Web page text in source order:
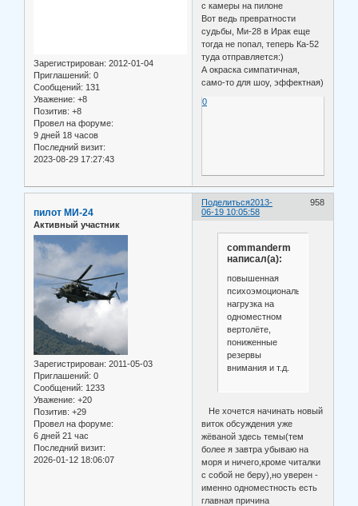
Зарегистрирован: 2012-01-04
Приглашений: 0
Сообщений: 131
Уважение: +8
Позитив: +8
Провел на форуме:
9 дней 18 часов
Последний визит:
2023-08-29 17:27:43
с камеры на пилоне
Вот ведь превратности
судьбы, Ми-28 в Ирак еще
тогда не попал, теперь Ка-52
туда отправляется:)
А окраска симпатичная,
само-то для шоу, эффектная)
0
Поделиться 958
2013-
06-19 10:05:58
пилот МИ-24
Активный участник
Зарегистрирован: 2011-05-03
Приглашений: 0
Сообщений: 1233
Уважение: +20
Позитив: +29
Провел на форуме:
6 дней 21 час
Последний визит:
2026-01-12 18:06:07
commanderm
написал(а):
повышенная
психоэмоциональная
нагрузка на
одноместном
вертолёте,
пониженные
резервы
внимания и т.д.
Не хочется начинать новый
виток обсуждения уже
жёваной здесь темы(тем
более я завтра убываю на
моря и ничего,кроме читалки
с собой не беру),но уверен -
именно одноместность есть
главная причина